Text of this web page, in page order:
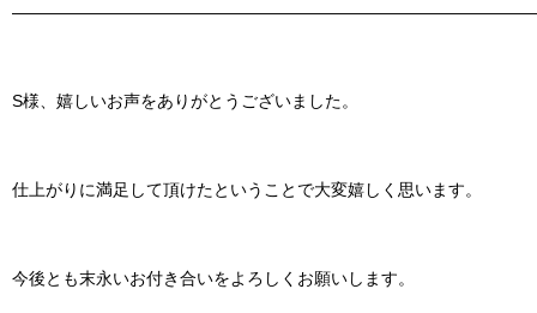
S様、嬉しいお声をありがとうございました。
仕上がりに満足して頂けたということで大変嬉しく思います。
今後とも末永いお付き合いをよろしくお願いします。